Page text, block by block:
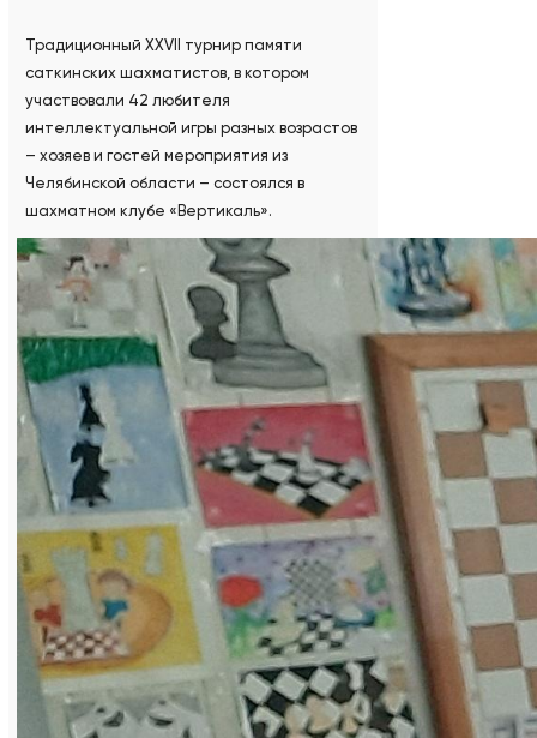
Турнир проводился 27 апреля по
швейцарской системе, и каждый игрок
провёл по семь туров. Победителем
соревнований с результатом 6,5 очка стал
бывший тренер клуба Владимир Король. На
втором месте – гость турнира из Усть-
Катава Николай Селиверстов, набравший
5,5 очка. Ветеран Владимир Ендеров,
долгое время работавший на
Традиционный XXVII турнир памяти
саткинских шахматистов, в котором
участвовали 42 любителя
интеллектуальной игры разных возрастов
– хозяев и гостей мероприятия из
Челябинской области – состоялся в
шахматном клубе «Вертикаль».